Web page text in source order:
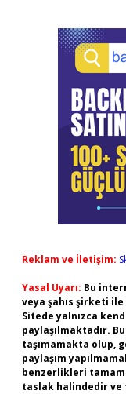
Reklam ve İletişim:
Yasal Uyarı: Bu
veya şahıs şirketi
Sitede yalnızca
paylaşılmaktadır.
taşımamakta olup,
paylaşım
benzerlikleri
taslak halindedir ve